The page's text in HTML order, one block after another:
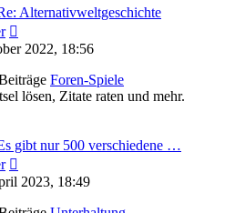
Alternativweltgeschichte
Beitrag
2022, 18:56
Foren-Spiele
lösen, Zitate raten und mehr.
gibt nur 500 verschiedene …
Beitrag
2023, 18:49